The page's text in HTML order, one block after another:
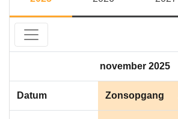
november 2025
Datum Zonsopgang